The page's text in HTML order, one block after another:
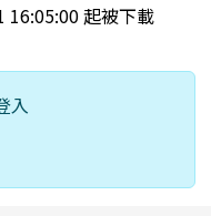
16:05:00 起被下載
入